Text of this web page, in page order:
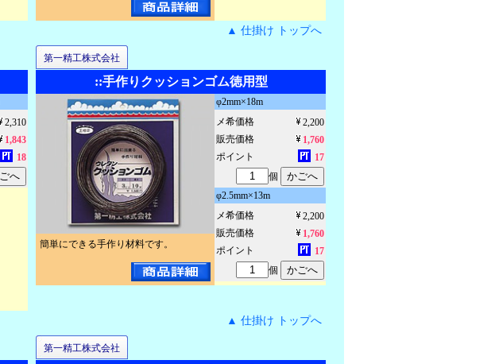
▲ 仕掛け トップへ
2,310
1,843
18
第一精工株式会社
::手作りクッションゴム徳用型
簡単にできる手作り材料です。
φ2mm×18m
メ希価格
2,200
販売価格
1,760
ポイント
17
個
φ2.5mm×13m
メ希価格
2,200
販売価格
1,760
ポイント
17
個
▲ 仕掛け トップへ
第一精工株式会社